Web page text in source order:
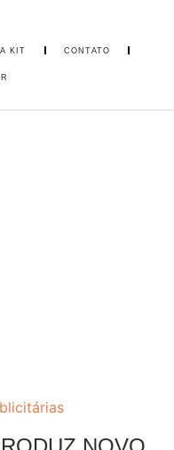
KIT CONTATO